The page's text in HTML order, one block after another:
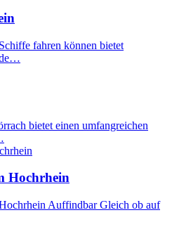
fahren können bietet
bietet einen umfangreichen
Hochrhein
Auffindbar Gleich ob auf